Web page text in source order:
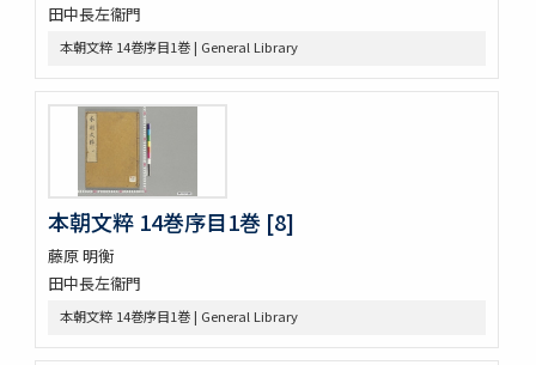
高尾考
中家實録 (存19巻)
源語秘訣
勢語圖説抄 5巻
落窪物語 4巻
法隆寺伽藍縁起并流記資財事
倭屋一家言 3巻
鷹桐之卷抜書
伊勢千句註
つれつれ草拾遺
卜養狂哥集 2巻
田中長左衞門
本朝文粹 14巻序目1巻 | General Library
本朝文粹 14巻序目1巻 [8]
藤原 明衡
田中長左衞門
本朝文粹 14巻序目1巻 | General Library